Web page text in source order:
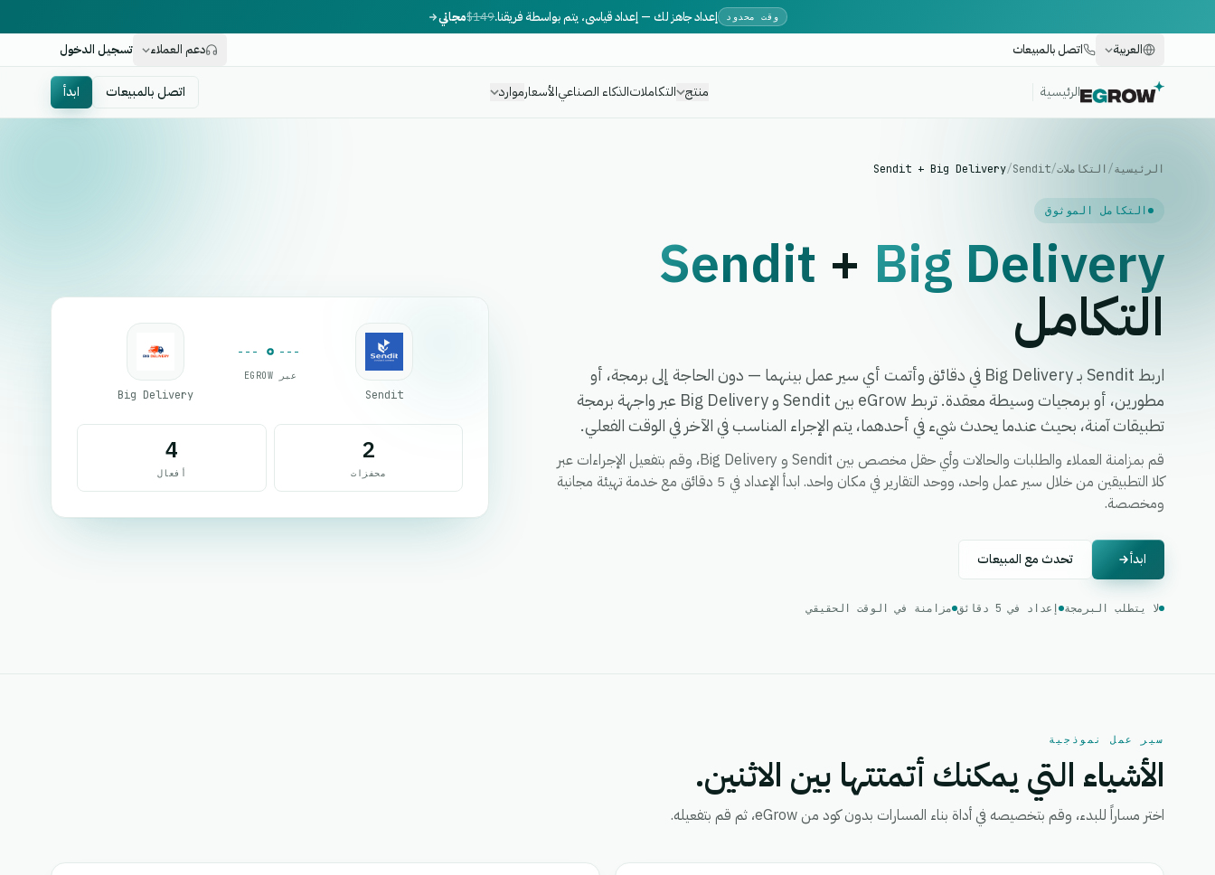
وقت محدود إعداد جاهز لك — إعداد قياسي، يتم بواسطة فريقنا.$149مجاني
العربية
اتصل بالمبيعات دعم العملاء تسجيل الدخول
الرئيسية منتج التكاملاتالذكاء الصناعيالأسعارموارد اتصل بالمبيعات ابدأ
الرئيسية/ التكاملات/
Sendit
/
Sendit + Big Delivery
التكامل الموثوق
Sendit + Big Delivery
التكامل
اربط Sendit بـ Big Delivery في دقائق وأتمت أي سير عمل بينهما — دون الحاجة إلى برمجة، أو
مطورين، أو برمجيات وسيطة معقدة. تربط eGrow بين Sendit و Big Delivery عبر واجهة برمجة
تطبيقات آمنة، بحيث عندما يحدث شيء في أحدهما، يتم الإجراء المناسب في الآخر في الوقت الفعلي.
قم بمزامنة العملاء والطلبات والحالات وأي حقل مخصص بين Sendit و Big Delivery، وقم بتفعيل الإجراءات عبر
كلا التطبيقين من خلال سير عمل واحد، ووحد التقارير في مكان واحد. ابدأ الإعداد في 5 دقائق مع خدمة تهيئة مجانية
ومخصصة.
ابدأ تحدث مع المبيعات
لا يتطلب البرمجة إعداد في 5 دقائق مزامنة في الوقت الحقيقي
Sendit
عبر EGROW
Big Delivery
2
محفزات
4
أفعال
سير عمل نموذجية
الأشياء التي يمكنك أتمتتها بين الاثنين.
اختر مساراً للبدء، وقم بتخصيصه في أداة بناء المسارات بدون كود من eGrow، ثم قم بتفعيله.